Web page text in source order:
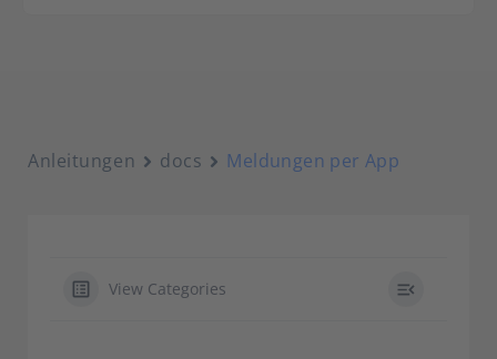
Anleitungen docs Meldungen per App
View Categories